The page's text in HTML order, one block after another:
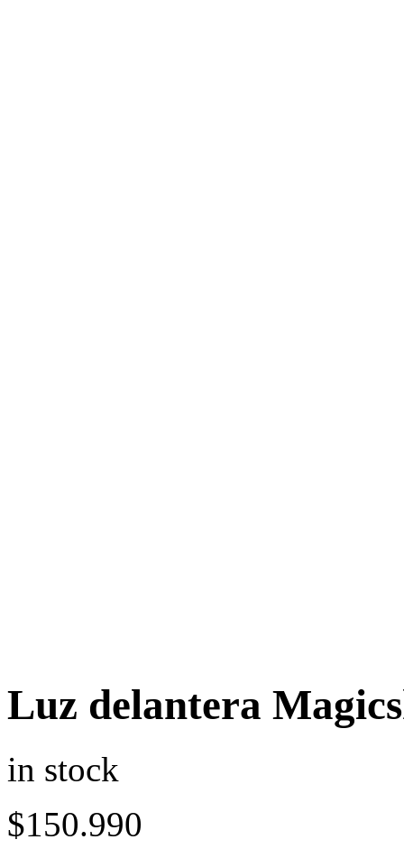
Luz delantera
in stock
$150.990